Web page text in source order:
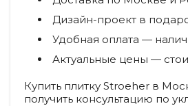
Дизайн-проект в
Удобная оплата —
Актуальные цены —
Купить плитку Stroeher в
получить консультацию по